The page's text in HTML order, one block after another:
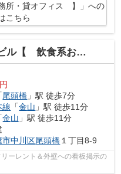
所・貸オフィス 】」への
こちら
飲食系おすすめ 】
尾頭橋 」駅 徒歩7分
線 「金山 」駅 徒歩11分
金山 」駅 徒歩11分
市中川区尾頭橋１丁目8-9
ーレント＆外壁への看板掲示の